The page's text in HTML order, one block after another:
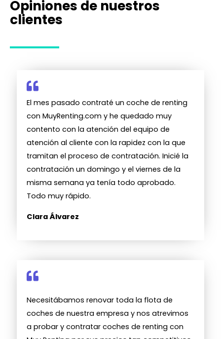
Opiniones de nuestros
clientes
El mes pasado contraté un coche de renting
con MuyRenting.com y he quedado muy
contento con la atención del equipo de
atención al cliente con la rapidez con la que
tramitan el proceso de contratación. Inicié la
contratación un domingo y el viernes de la
misma semana ya tenía todo aprobado.
Todo muy rápido.
Clara Álvarez
Necesitábamos renovar toda la flota de
coches de nuestra empresa y nos atrevimos
a probar y contratar coches de renting con